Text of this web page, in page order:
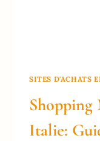
SITES D'ACHATS
Shopping
Italie: